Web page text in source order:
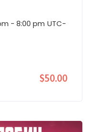
- 8:00 pm UTC-
$50.00